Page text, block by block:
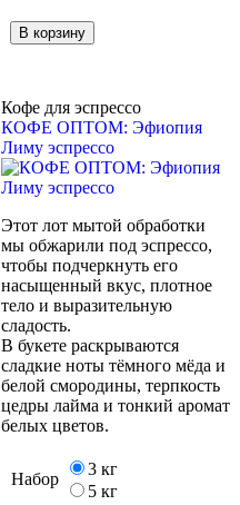
В корзину
Кофе для эспрессо
КОФЕ ОПТОМ: Эфиопия
Лиму эспрессо
Этот лот мытой обработки
мы обжарили под эспрессо,
чтобы подчеркнуть его
насыщенный вкус, плотное
тело и выразительную
сладость.
В букете раскрываются
сладкие ноты тёмного мёда и
белой смородины, терпкость
цедры лайма и тонкий аромат
белых цветов.
Набор
3 кг
5 кг